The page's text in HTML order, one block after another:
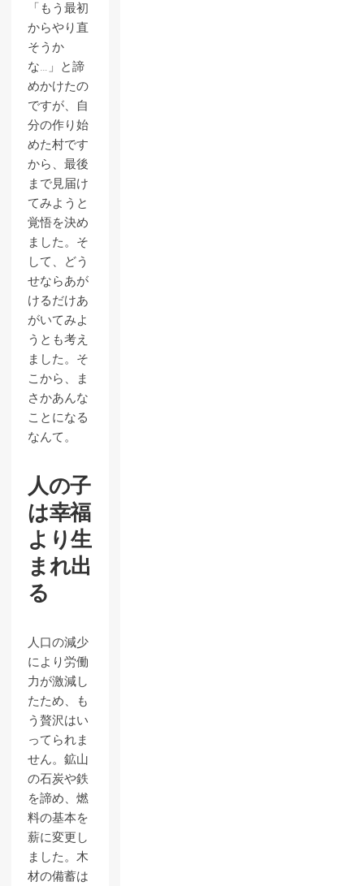
「もう最初
からやり直
そうか
な…」と諦
めかけたの
ですが、自
分の作り始
めた村です
から、最後
まで見届け
てみようと
覚悟を決め
ました。そ
して、どう
せならあが
けるだけあ
がいてみよ
うとも考え
ました。そ
こから、ま
さかあんな
ことになる
なんて。
人の子
は幸福
より生
まれ出
る
人口の減少
により労働
力が激減し
たため、も
う贅沢はい
ってられま
せん。鉱山
の石炭や鉄
を諦め、燃
料の基本を
薪に変更し
ました。木
材の備蓄は